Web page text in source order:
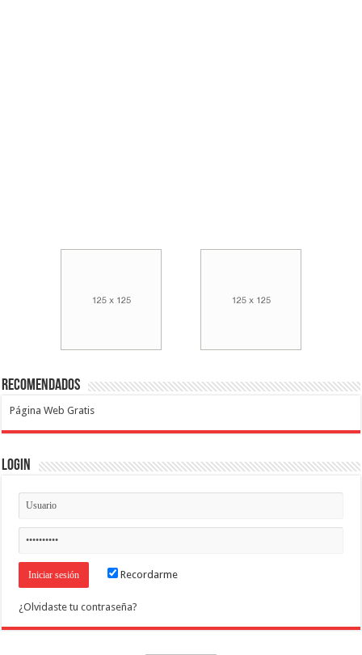
Recomendados
Página Web Gratis
Login
Recordarme
¿Olvidaste tu contraseña?